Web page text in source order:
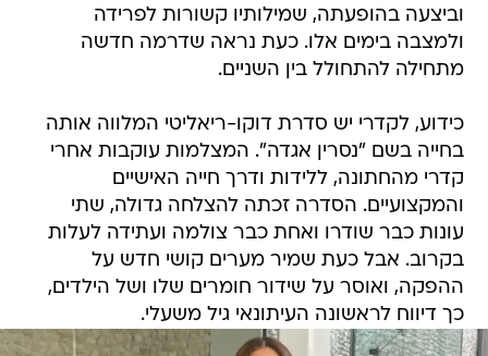
וביצעה בהופעתה, שמילותיו קשורות לפרידה
ולמצבה בימים אלו. כעת נראה שדרמה חדשה
מתחילה להתחולל בין השניים.
כידוע, לקדרי יש סדרת דוקו-ריאליטי המלווה אותה
בחייה בשם "נסרין אגדה". המצלמות עוקבות אחרי
קדרי מהחתונה, ללידות ודרך חייה האישיים
והמקצועיים. הסדרה זכתה להצלחה גדולה, שתי
עונות כבר שודרו ואחת כבר צולמה ועתידה לעלות
בקרוב. אבל כעת שמיר מערים קושי חדש על
ההפקה, ואוסר על שידור חומרים שלו ושל הילדים,
כך דיווח לראשונה העיתונאי גיל משעלי.